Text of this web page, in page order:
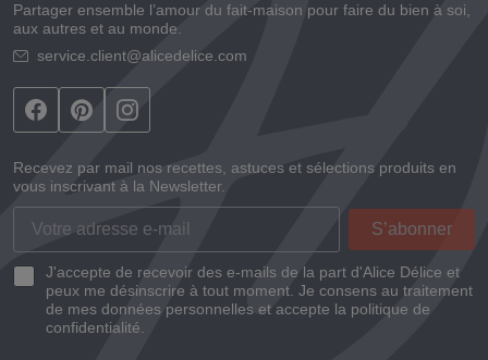
Partager ensemble l’amour du fait-maison pour faire du bien à soi,
aux autres et au monde.
service.client@alicedelice.com
Recevez par mail nos recettes, astuces et sélections produits en
vous inscrivant à la Newsletter.
J'accepte de recevoir des e-mails de la part d'Alice Délice et
peux me désinscrire à tout moment. Je consens au traitement
de mes données personnelles et accepte la politique de
confidentialité.